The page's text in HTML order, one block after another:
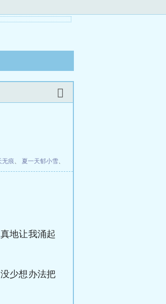
无痕、 夏一天郁小雪、
地让我涌起
少想办法把